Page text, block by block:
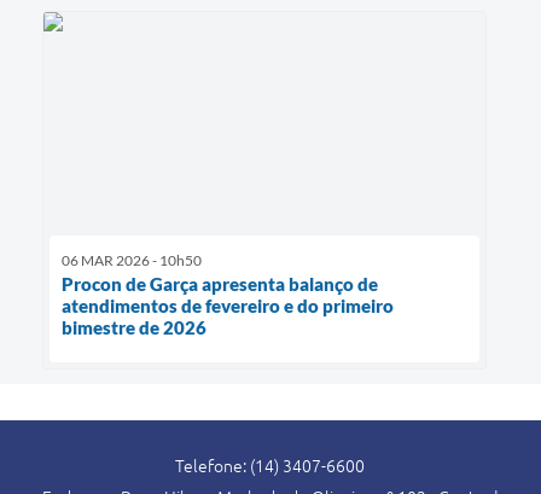
06 MAR 2026 - 10h50
Procon de Garça apresenta balanço de
atendimentos de fevereiro e do primeiro
bimestre de 2026
Telefone: (14) 3407-6600